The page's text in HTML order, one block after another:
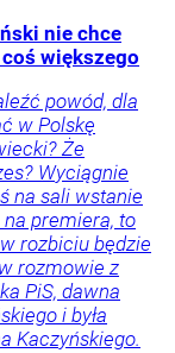
nie chce
większego
powód, dla
w Polskę
Że
Wyciągnie
na sali wstanie
na premiera, to
rozbiciu będzie
rozmowie z
PiS, dawna
i była
Kaczyńskiego.